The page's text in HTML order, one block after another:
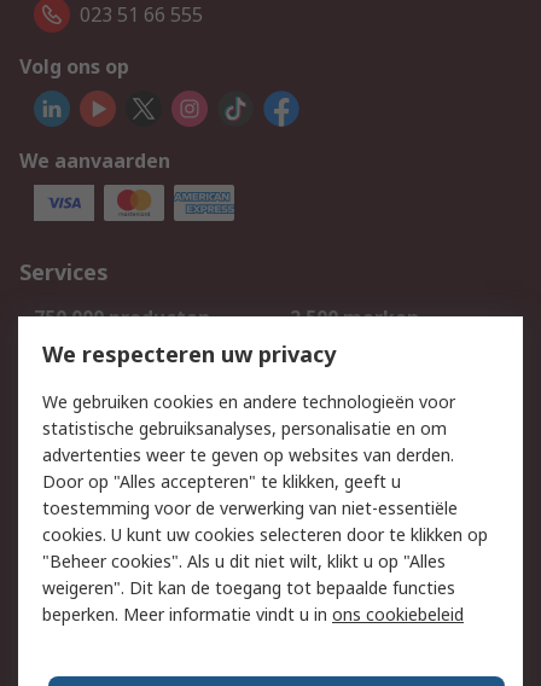
023 51 66 555
Volg ons op
We aanvaarden
Services
750.000 producten
2.500 merken
Bestellen
Inkoopoplossingen
Track & Trace
Wettelijk
Cookiebeleid
Email veiligheid
Privacybeleid
Websitevoorwaarden
Algemene
verkoopvoorwaarden
We respecteren uw privacy
We gebruiken cookies en andere technologieën voor
statistische gebruiksanalyses, personalisatie en om
advertenties weer te geven op websites van derden.
Door op "Alles accepteren" te klikken, geeft u
toestemming voor de verwerking van niet-essentiële
cookies. U kunt uw cookies selecteren door te klikken op
"Beheer cookies". Als u dit niet wilt, klikt u op "Alles
weigeren". Dit kan de toegang tot bepaalde functies
beperken. Meer informatie vindt u in ons cookiebeleid